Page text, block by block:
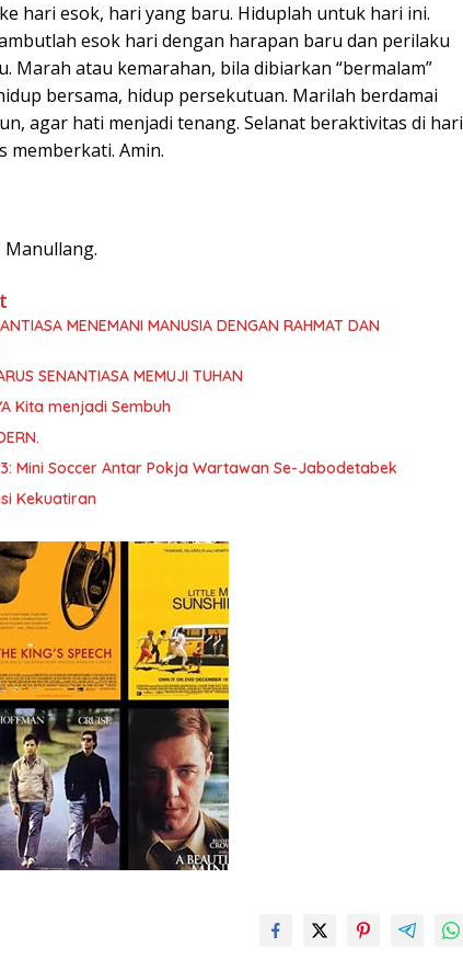
hari esok, hari yang baru. Hiduplah untuk hari ini.
esok hari dengan harapan baru dan perilaku
Marah atau kemarahan, bila dibiarkan “bermalam”
bersama, hidup persekutuan. Marilah berdamai
agar hati menjadi tenang. Selanat beraktivitas di hari
memberkati. Amin.
Manullang.
MENEMANI MANUSIA DENGAN RAHMAT DAN
SENANTIASA MEMUJI TUHAN
Kita menjadi Sembuh
Mini Soccer Antar Pokja Wartawan Se-Jabodetabek
Kekuatiran